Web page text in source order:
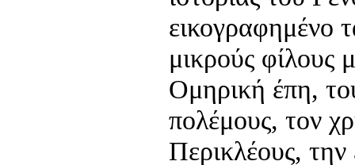
εικογραφημένο
μικρούς φίλους
Ομηρική έπη,
πολέμους, τον
Περικλέους,